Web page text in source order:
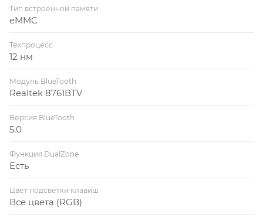
Тип встроенной памяти
eMMC
Техпроцесс
12 нм
Модуль BlueTooth
Realtek 8761BTV
Версия BlueTooth
5.0
Функция DualZone
Есть
Цвет подсветки клавиш
Все цвета (RGB)